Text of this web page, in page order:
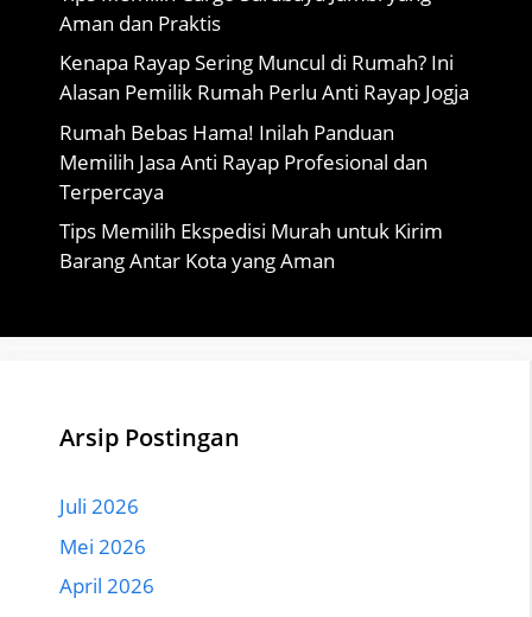
Aman dan Praktis
Kenapa Rayap Sering Muncul di Rumah? Ini
Alasan Pemilik Rumah Perlu Anti Rayap Jogja
Rumah Bebas Hama! Inilah Panduan
Memilih Jasa Anti Rayap Profesional dan
Terpercaya
Tips Memilih Ekspedisi Murah untuk Kirim
Barang Antar Kota yang Aman
Arsip Postingan
Juli 2026
Mei 2026
April 2026